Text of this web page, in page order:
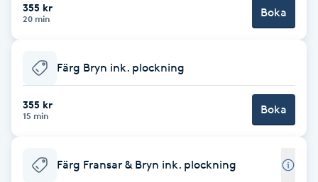
Gelenaglar
Gravidmassage
Gravidyoga
355 kr
20 min Boka
Färg Bryn ink. plockning
355 kr
15 min Boka
Färg Fransar & Bryn ink. plockning